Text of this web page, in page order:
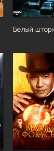
Белый